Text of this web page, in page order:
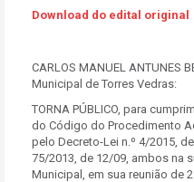
Download do edital original
CARLOS MANUEL ANTUNES
Municipal de Torres Vedras:
TORNA PÚBLICO, para
do Código do Procedimento
pelo Decreto-Lei n.º 4/2015,
75/2013, de 12/09, ambos na
Municipal, em sua reunião de